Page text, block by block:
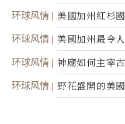
环球风情 美國加州紅杉
环球风情 美國加州最令
环球风情 神廟如何主宰
环球风情 野花盛開的美